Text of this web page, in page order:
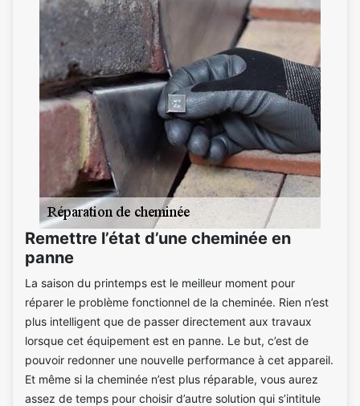
Remettre l’état d’une cheminée en
panne
La saison du printemps est le meilleur moment pour
réparer le problème fonctionnel de la cheminée. Rien n’est
plus intelligent que de passer directement aux travaux
lorsque cet équipement est en panne. Le but, c’est de
pouvoir redonner une nouvelle performance à cet appareil.
Et même si la cheminée n’est plus réparable, vous aurez
assez de temps pour choisir d’autre solution qui s’intitule